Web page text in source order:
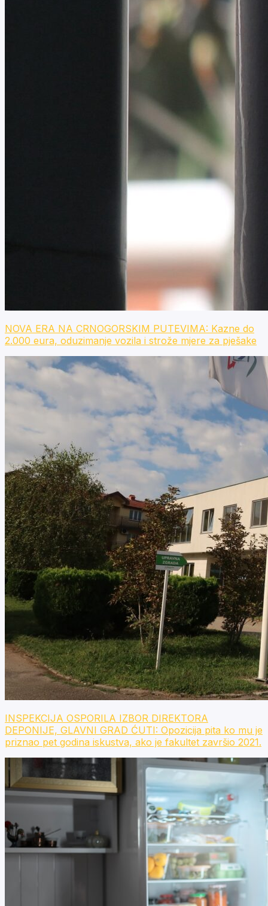
NOVA ERA NA CRNOGORSKIM PUTEVIMA: Kazne do
2.000 eura, oduzimanje vozila i strože mjere za pješake
INSPEKCIJA OSPORILA IZBOR DIREKTORA
DEPONIJE, GLAVNI GRAD ĆUTI: Opozicija pita ko mu je
priznao pet godina iskustva, ako je fakultet završio 2021.